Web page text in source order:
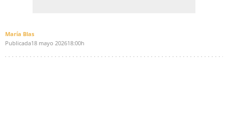
María Blas
Publicada18 mayo 202618:00h